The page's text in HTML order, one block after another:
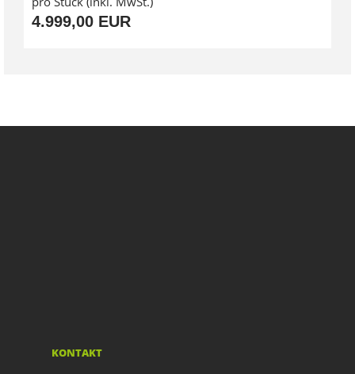
4.999,00 EUR
KONTAKT